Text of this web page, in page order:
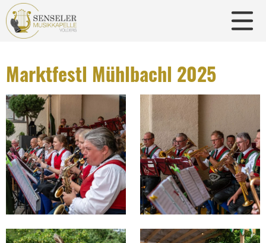
Marktfestl Mühlbachl 2025